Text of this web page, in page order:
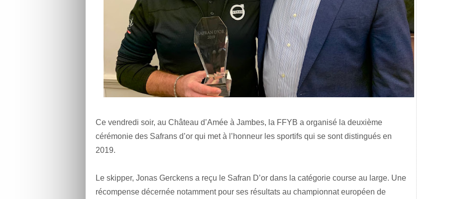
Ce vendredi soir, au Château d’Amée à Jambes, la FFYB a organisé la deuxième
cérémonie des Safrans d’or qui met à l’honneur les sportifs qui se sont distingués en
2019.
Le skipper, Jonas Gerckens a reçu le Safran D’or dans la catégorie course au large. Une
récompense décernée notamment pour ses résultats au championnat européen de